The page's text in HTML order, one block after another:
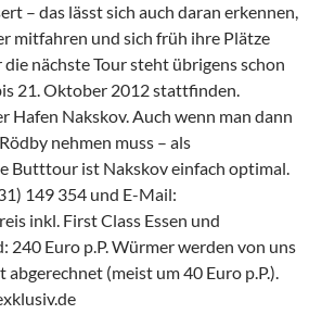
– das lässt sich auch daran erkennen,
mitfahren und sich früh ihre Plätze
nächste Tour steht übrigens schon
21. Oktober 2012 stattfinden.
Hafen Nakskov. Auch wenn man dann
nehmen muss – als
Butttour ist Nakskov einfach optimal.
149 354 und E-Mail:
inkl. First Class Essen und
240 Euro p.P. Würmer werden von uns
(meist um 40 Euro p.P.).